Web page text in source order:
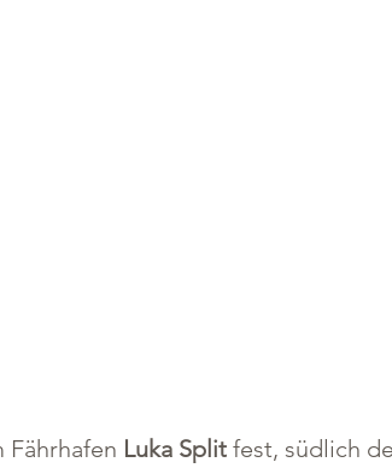
Fährhafen Luka Split fest, südlich